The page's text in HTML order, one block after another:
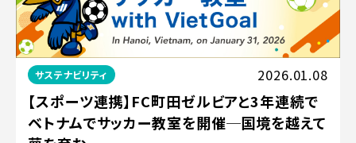
サステナビリティ 2026.01.08
【スポーツ連携】FC町田ゼルビアと3年連続で
ベトナムでサッカー教室を開催─国境を越えて